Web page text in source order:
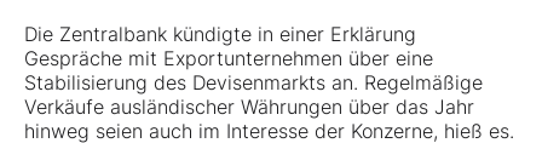
Die Zentralbank kündigte in einer Erklärung
Gespräche mit Exportunternehmen über eine
Stabilisierung des Devisenmarkts an. Regelmäßige
Verkäufe ausländischer Währungen über das Jahr
hinweg seien auch im Interesse der Konzerne, hieß es.